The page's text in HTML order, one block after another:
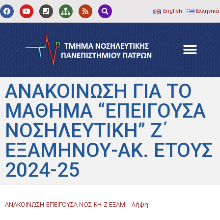
English Ελληνικά
ΑΝΑΚΟΙΝΩΣΗ ΓΙΑ ΤΟ
ΜΑΘΗΜΑ “ΕΠΕΙΓΟΥΣΑ
ΝΟΣΗΛΕΥΤΙΚΗ” Ζ΄
ΕΞΑΜΗΝΟΥ-ΑΚ. ΕΤΟΥΣ
2024-25
ΑΝΑΚΟΙΝΩΣΗ-ΕΠΕΙΓΟΥΣΑ ΝΟΣ-ΚΗ-Ζ ΕΞΑΜ. Λήψη